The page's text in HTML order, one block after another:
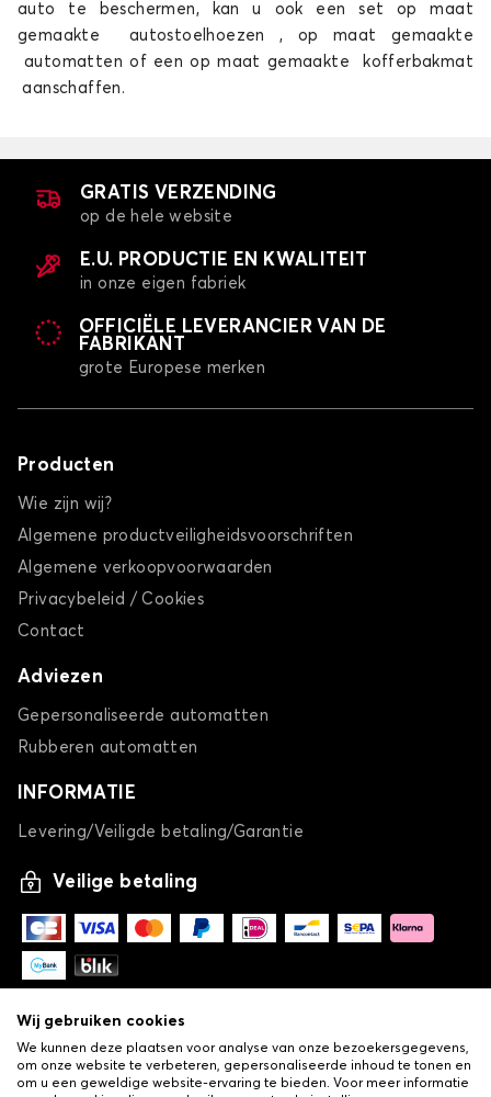
auto te beschermen, kan u ook een set op maat
gemaakte autostoelhoezen , op maat gemaakte
automatten of een op maat gemaakte kofferbakmat
aanschaffen.
GRATIS VERZENDING
op de hele website
E.U. PRODUCTIE EN KWALITEIT
in onze eigen fabriek
OFFICIËLE LEVERANCIER VAN DE
FABRIKANT
grote Europese merken
Producten
Wie zijn wij?
Algemene productveiligheidsvoorschriften
Algemene verkoopvoorwaarden
Privacybeleid / Cookies
Contact
Adviezen
Gepersonaliseerde automatten
Rubberen automatten
INFORMATIE
Levering/Veiligde betaling/Garantie
Veilige betaling
Wij gebruiken cookies
We kunnen deze plaatsen voor analyse van onze bezoekersgegevens,
om onze website te verbeteren, gepersonaliseerde inhoud te tonen en
om u een geweldige website-ervaring te bieden. Voor meer informatie